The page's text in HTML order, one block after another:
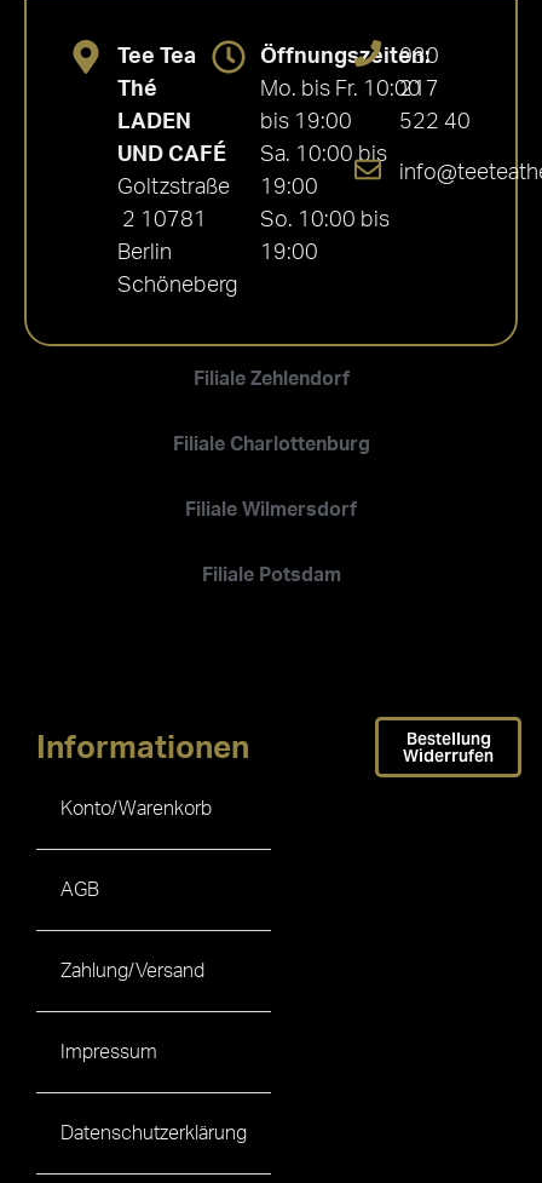
Filiale Zehlendorf
Filiale Charlottenburg
Filiale Wilmersdorf
Filiale Potsdam
Tee Tea
Thé
LADEN
UND CAFÉ
Goltzstraße
2 10781
Berlin
Schöneberg
Öffnungszeiten:
Mo. bis Fr. 10:00
bis 19:00
Sa. 10:00 bis
19:00
So. 10:00 bis
19:00
030
217
522 40
Informationen
Konto/Warenkorb
AGB
Zahlung/Versand
Impressum
Datenschutzerklärung
Bestellung
Widerrufen